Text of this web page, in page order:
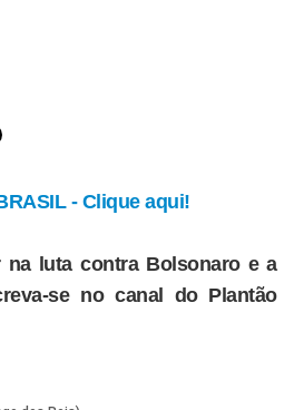
- Clique aqui!
na luta contra Bolsonaro e a
se no canal do Plantão